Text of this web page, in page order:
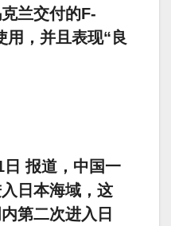
兰交付的F-
用，并且表现“良
报道，中国一
日本海域，这
第二次进入日